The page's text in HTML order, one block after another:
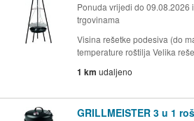
Ponuda vrijedi do 09.08.2026
trgovinama
Visina rešetke podesiva (do
temperature roštilja Velika
1 km udaljeno
GRILLMEISTER 3 u 1